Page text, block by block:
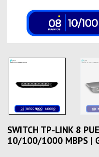
SWITCH TP-LINK 8
10/100/1000 MBPS |